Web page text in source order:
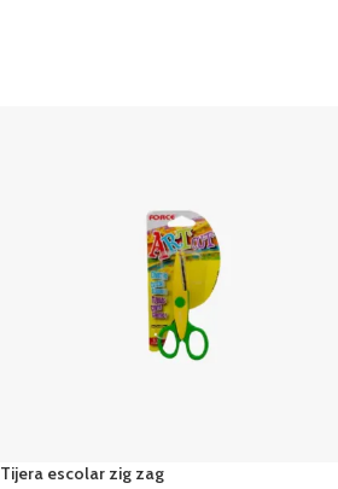
Tijera escolar zig zag